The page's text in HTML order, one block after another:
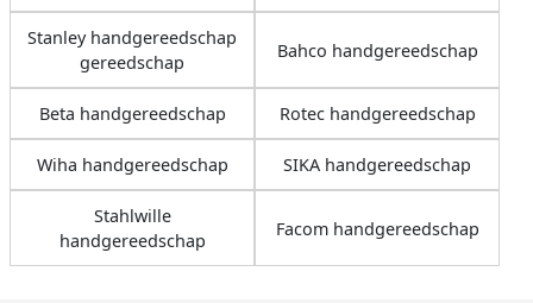
Stanley handgereedschap
gereedschap
Bahco handgereedschap
Beta handgereedschap Rotec handgereedschap
Wiha handgereedschap SIKA handgereedschap
Stahlwille
handgereedschap
Facom handgereedschap